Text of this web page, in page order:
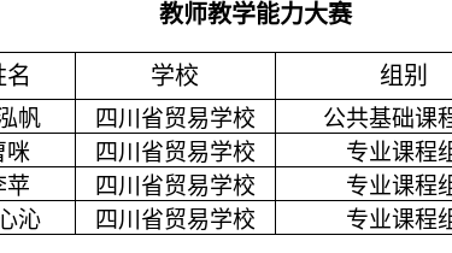
教师教学能力大赛
名 学校 组别
帆 四川省贸易学校 公共基础课
咪 四川省贸易学校 专业课程
苹 四川省贸易学校 专业课程
沁 四川省贸易学校 专业课程